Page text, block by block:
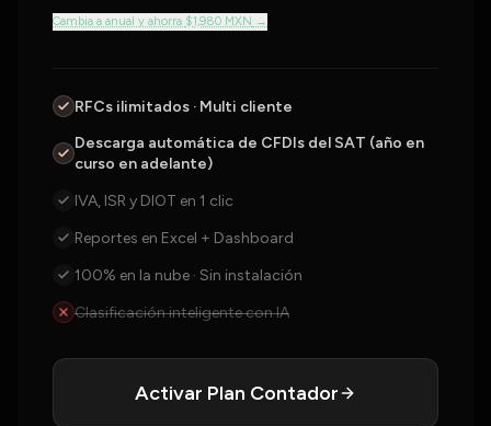
Cambia a anual y ahorra $1,980 MXN →
RFCs ilimitados · Multi cliente
Descarga automática de CFDIs del SAT (año en
curso en adelante)
IVA, ISR y DIOT en 1 clic
Reportes en Excel + Dashboard
100% en la nube · Sin instalación
Clasificación inteligente con IA
Activar Plan Contador